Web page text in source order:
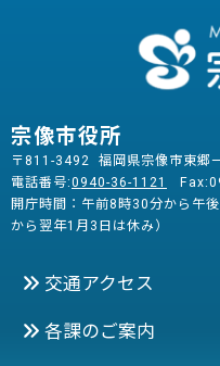
宗像市役所
〒811-3492 福岡県宗像市東郷
電話番号:0940-36-1121
開庁時間：午前8時30分から午
から翌年1月3日は休み）
交通アクセス
各課のご案内